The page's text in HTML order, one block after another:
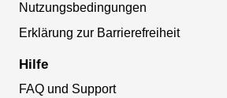
Nutzungsbedingungen
Erklärung zur Barrierefreiheit
Hilfe
FAQ und Support